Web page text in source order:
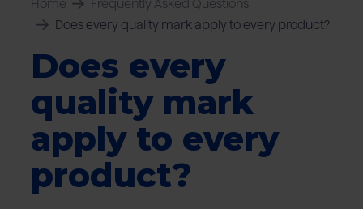
Pork
Beef
Retail and foodservice
Industries
Retailers
Meat processing industry
Foodservice
Export
Livestock farmers
Pig farmers
Cattle farmers
Companies
Consumers
Van Rooi
Vacancies (NL)
Home
Frequently Asked Questions
Does every quality mark apply to every product?
Does every
quality mark
apply to every
product?